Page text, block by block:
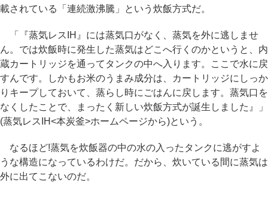
載されている「連続激沸騰」という炊飯方式だ。
「『蒸気レスIH』には蒸気口がなく、蒸気を外に逃しませ
ん。では炊飯時に発生した蒸気はどこへ行くのかというと、内
蔵カートリッジを通ってタンクの中へ入ります。ここで水に戻
すんです。しかもお米のうまみ成分は、カートリッジにしっか
りキープしておいて、蒸らし時にごはんに戻します。蒸気口を
なくしたことで、まったく新しい炊飯方式が誕生しました』」
(蒸気レスIH<本炭釜>ホームページから)という。
なるほど!蒸気を炊飯器の中の水の入ったタンクに逃がすよ
うな構造になっているわけだ。だから、炊いている間に蒸気は
外に出てこないのだ。